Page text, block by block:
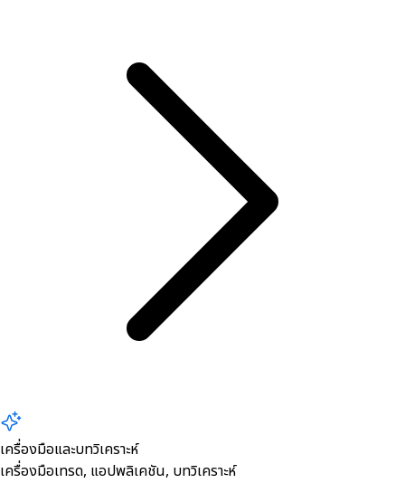
เครื่องมือและบทวิเคราะห์
เครื่องมือเทรด, ​แอปพลิเคชัน, บทวิเคราะห์